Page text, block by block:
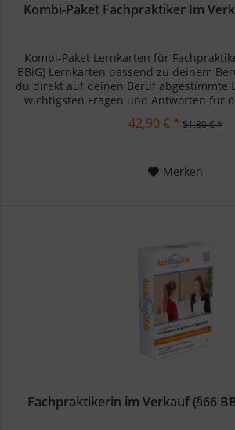
Kombi-Paket Fachpraktiker Im
Kombi-Paket Lernkarten für
BBiG) Lernkarten passend zu deinem
du direkt auf deinen Beruf abgestimmte
wichtigsten Fragen und Antworten für
deinen...
42,90 € * 51,80 € *
Merken
Fachpraktikerin im Verkauf (§66